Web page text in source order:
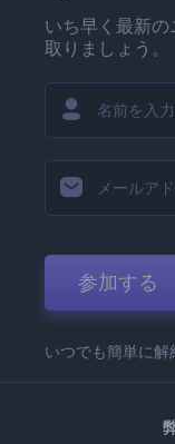
いち早く最新
取りましょう。
参加する
いつでも簡単に解